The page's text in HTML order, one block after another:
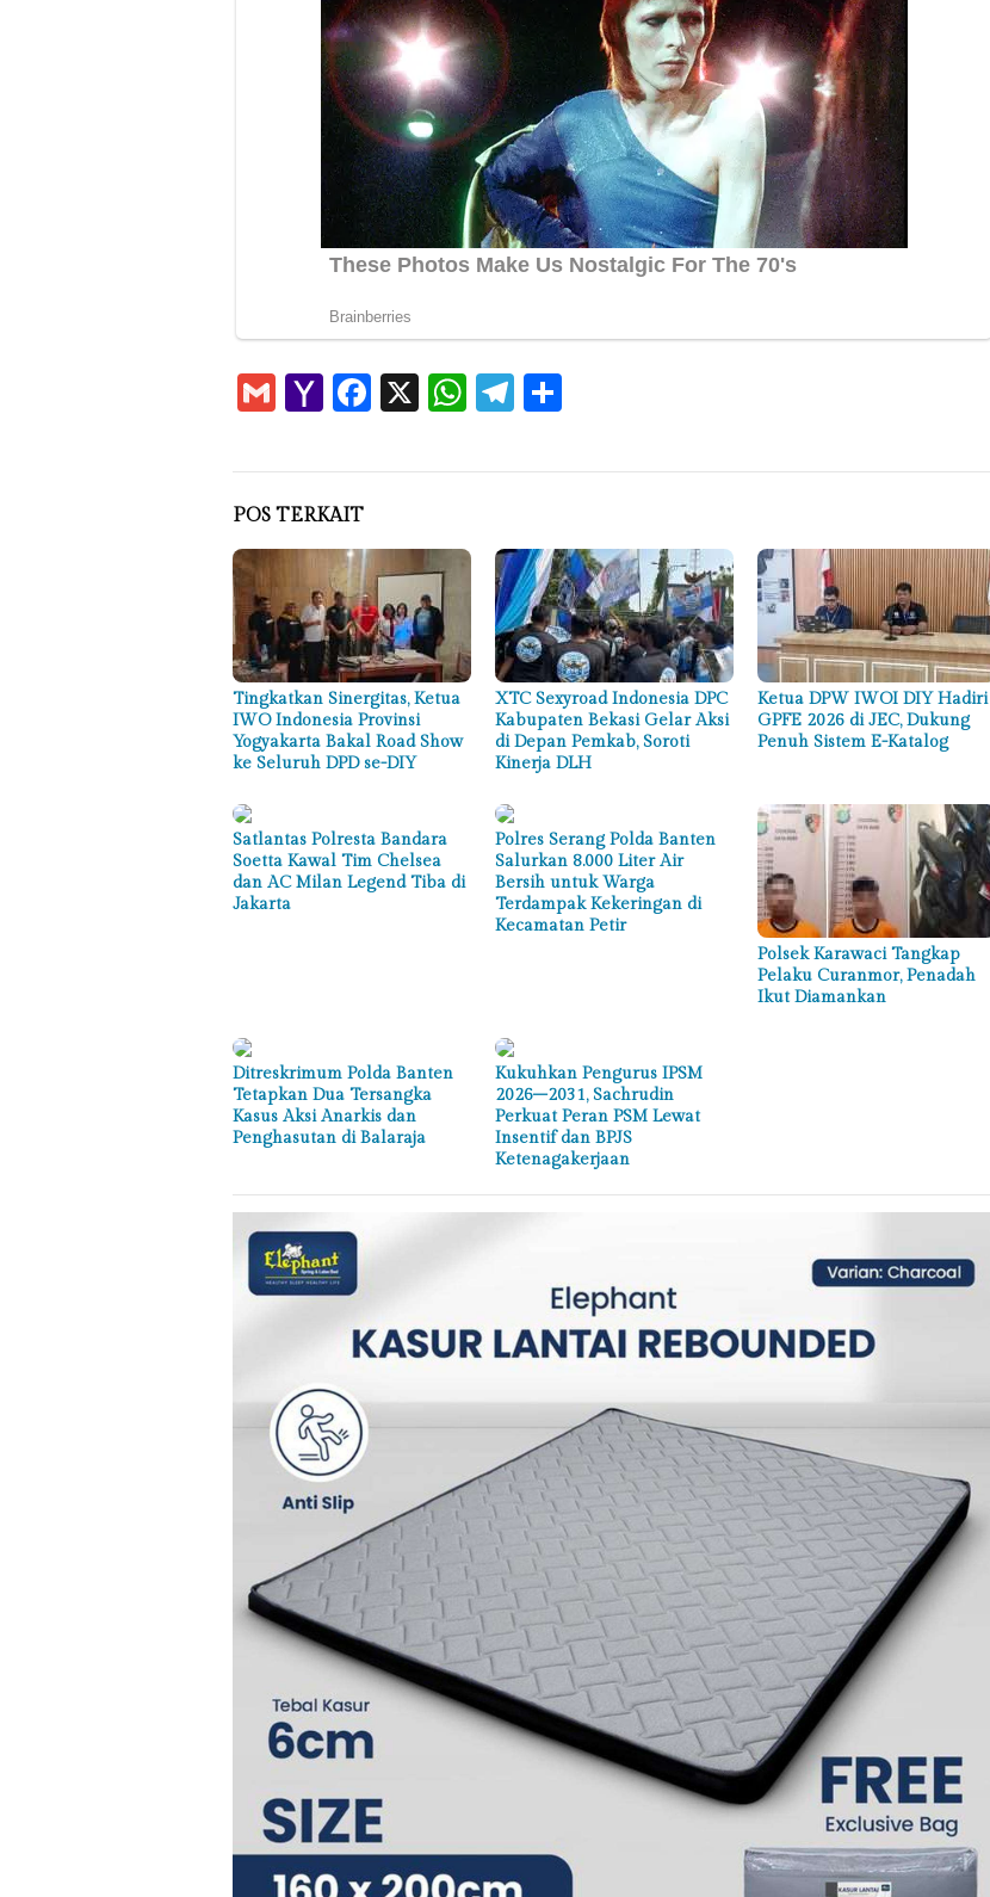
GmailYahoo
Mail
Facebook
X WhatsApp
Telegram
POS TERKAIT
Tingkatkan Sinergitas, Ketua
IWO Indonesia Provinsi
Yogyakarta Bakal Road Show
ke Seluruh DPD se-DIY
XTC Sexyroad Indonesia DPC
Kabupaten Bekasi Gelar Aksi
di Depan Pemkab, Soroti
Kinerja DLH
Ketua DPW IWOI DIY Hadiri
GPFE 2026 di JEC, Dukung
Penuh Sistem E-Katalog
Satlantas Polresta Bandara
Soetta Kawal Tim Chelsea
dan AC Milan Legend Tiba di
Jakarta
Polres Serang Polda Banten
Salurkan 8.000 Liter Air
Bersih untuk Warga
Terdampak Kekeringan di
Kecamatan Petir
Polsek Karawaci Tangkap
Pelaku Curanmor, Penadah
Ikut Diamankan
Ditreskrimum Polda Banten
Tetapkan Dua Tersangka
Kasus Aksi Anarkis dan
Penghasutan di Balaraja
Kukuhkan Pengurus IPSM
2026–2031, Sachrudin
Perkuat Peran PSM Lewat
Insentif dan BPJS
Ketenagakerjaan